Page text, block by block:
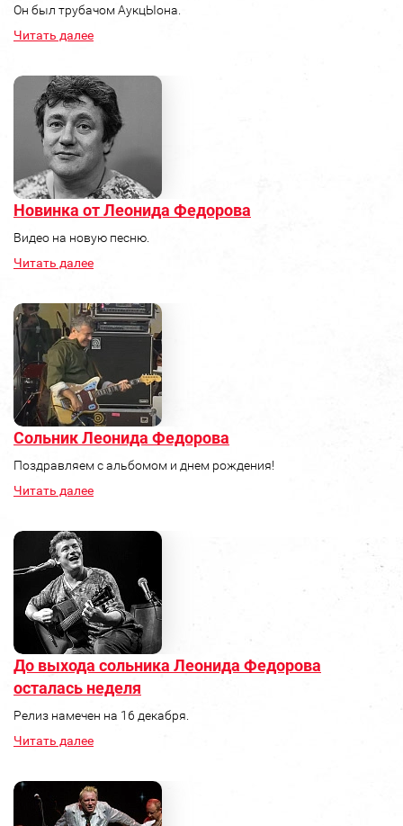
Он был трубачом АукцЫона.
Читать далее
Новинка от Леонида Федорова
Видео на новую песню.
Читать далее
Сольник Леонида Федорова
Поздравляем с альбомом и днем рождения!
Читать далее
До выхода сольника Леонида Федорова
осталась неделя
Релиз намечен на 16 декабря.
Читать далее